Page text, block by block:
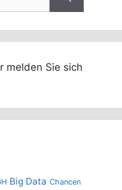
melden Sie sich
Big Data Chancen